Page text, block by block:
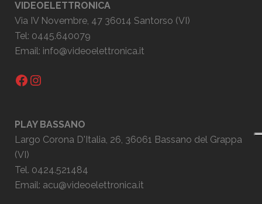
VIDEOELETTRONICA
Via IV Novembre, 47 36014 Santorso (VI)
Tel: 0445.640079
Email: info@videoelettronica.it
Facebook
Instagram
PLAY BASSANO
Largo Corona D'Italia, 26, 36061 Bassano del Grappa
(VI)
Tel. 0424.521484
Email: acu@videoelettronica.it